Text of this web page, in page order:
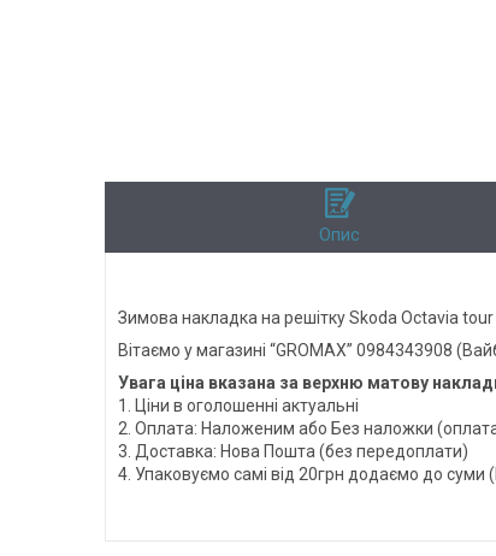
Опис
Зимова накладка на решітку Skoda Octavia
Вітаємо у магазині “GROMAX” 0984343908
Увага ціна вказана за верхню матову
1. Ціни в оголошенні актуальні
2. Оплата: Наложеним або Без наложки
3. Доставка: Нова Пошта (без передоплати)
4. Упаковуємо самі від 20грн додаємо до суми